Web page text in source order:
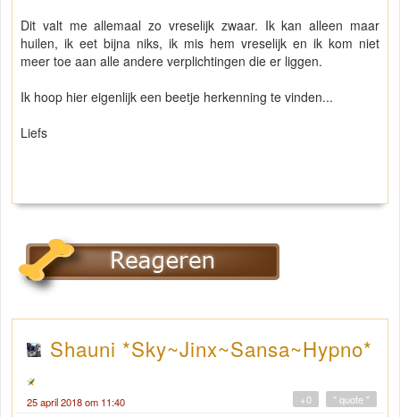
Dit valt me allemaal zo vreselijk zwaar. Ik kan alleen maar
huilen, ik eet bijna niks, ik mis hem vreselijk en ik kom niet
meer toe aan alle andere verplichtingen die er liggen.
Ik hoop hier eigenlijk een beetje herkenning te vinden...
Liefs
Shauni *Sky~Jinx~Sansa~Hypno*
25 april 2018 om 11:40 " quote "
+0